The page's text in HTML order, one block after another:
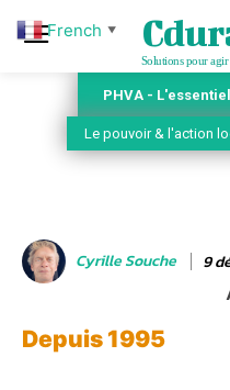
Solutions pour
PHVA -
Le pouvoir & l'action
Cyrille Souche 9
Depuis 1995
French ▼